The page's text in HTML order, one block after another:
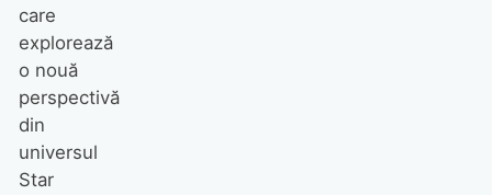
care
explorează
o nouă
perspectivă
din
universul
Star